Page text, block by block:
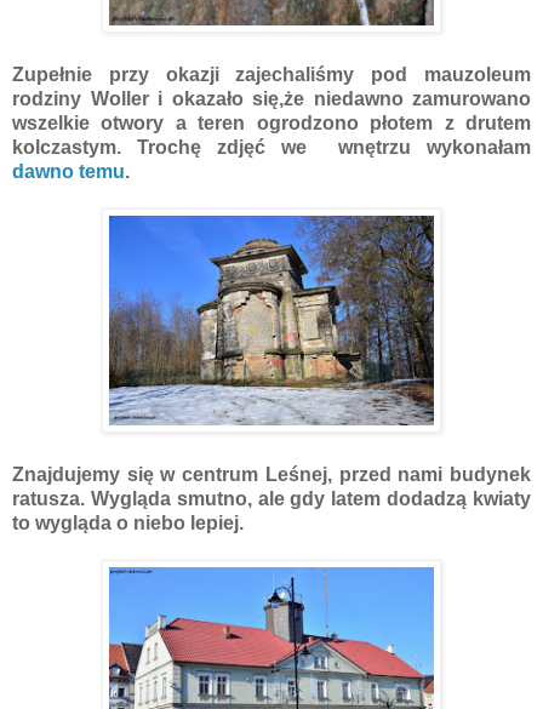
Zupełnie przy okazji zajechaliśmy pod mauzoleum
rodziny Woller i okazało się,że niedawno zamurowano
wszelkie otwory a teren ogrodzono płotem z drutem
kolczastym. Trochę zdjęć we wnętrzu wykonałam
dawno temu.
Znajdujemy się w centrum Leśnej, przed nami budynek
ratusza. Wygląda smutno, ale gdy latem dodadzą kwiaty
to wygląda o niebo lepiej.